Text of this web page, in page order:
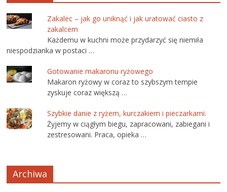
Zakalec – jak go uniknąć i jak uratować ciasto z
zakalcem
Każdemu w kuchni może przydarzyć się niemiła
niespodzianka w postaci …
Gotowanie makaronu ryżowego
Makaron ryżowy w coraz to szybszym tempie
zyskuje coraz większą …
Szybkie danie z ryżem, kurczakiem i pieczarkami.
Żyjemy w ciągłym biegu, zapracowani, zabiegani i
zestresowani. Praca, opieka …
Archiwa